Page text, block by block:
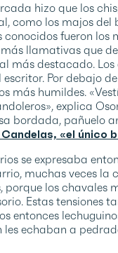
hizo que los
como los majos
conocidos fueron los
llamativas que
más destacado.
Por debajo
más humildes.
explica
bordada, pañuelo
Candelas, «el único
se expresaba
muchas veces la
los chavales
Estas tensiones
entonces
echaban a